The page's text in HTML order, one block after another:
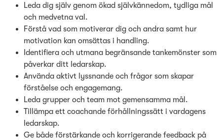
Leda dig själv genom ökad självkännedom, tydliga mål
och medvetna val.
Förstå vad som motiverar dig och andra samt hur
motivation kan omsättas i handling.
Identifiera och utmana begränsande tankemönster som
påverkar ditt ledarskap.
Använda aktivt lyssnande och frågor som skapar
förståelse och engagemang.
Leda grupper och team mot gemensamma mål.
Tillämpa ett coachande förhållningssätt i vardagens
ledarskap.
Ge både förstärkande och korrigerande feedback på